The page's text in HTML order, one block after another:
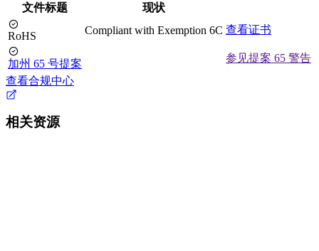
文件标题 现状
RoHS Compliant with Exemption 6C 查看证书
加州 65 号提案
参见提案 65 警告
查看合规中心
相关资源